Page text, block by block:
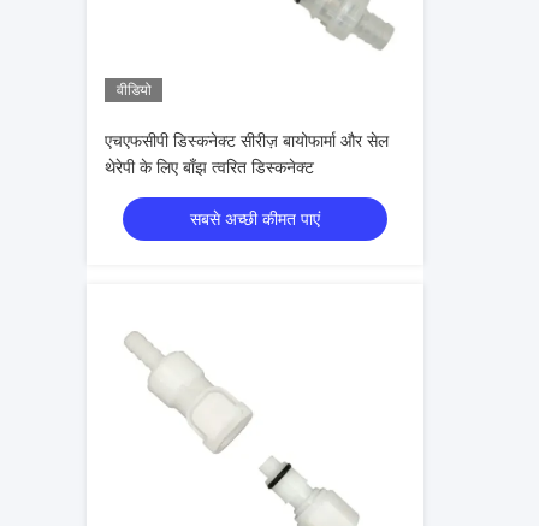
वीडियो
एचएफसीपी डिस्कनेक्ट सीरीज़ बायोफार्मा और सेल
थेरेपी के लिए बाँझ त्वरित डिस्कनेक्ट
सबसे अच्छी कीमत पाएं